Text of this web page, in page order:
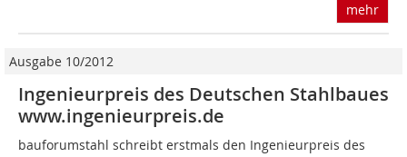
mehr
Ausgabe 10/2012
Ingenieurpreis des Deutschen Stahlbaues
www.ingenieurpreis.de
bauforumstahl schreibt erstmals den Ingenieurpreis des